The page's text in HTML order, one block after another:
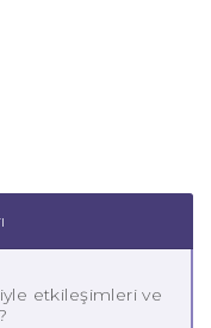
etkileşimleri ve